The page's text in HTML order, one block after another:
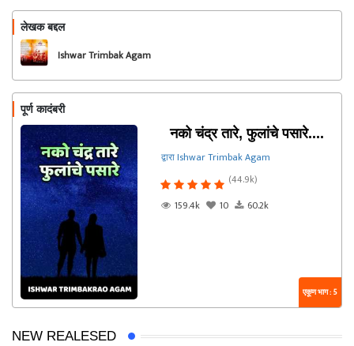
लेखक बद्दल
Ishwar Trimbak Agam
पूर्ण कादंबरी
नको चंद्र तारे, फुलांचे पसारे....
द्वारा Ishwar Trimbak Agam
(44.9k)
159.4k
10 60.2k
एकूण भाग : 5
NEW REALESED